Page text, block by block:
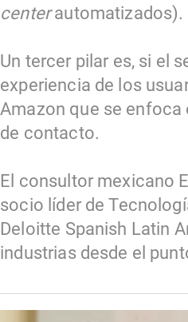
centerautomatizados).
Un tercer pilar es, si el
experiencia de los
Amazon que se enfoca
de contacto.
El consultor mexicano
socio líder de
Deloitte Spanish Latin
industrias desde el